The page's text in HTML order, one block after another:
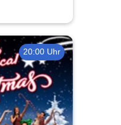
20:00 Uhr